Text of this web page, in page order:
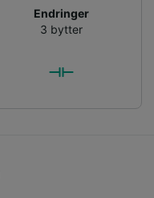
Endringer
3 bytter